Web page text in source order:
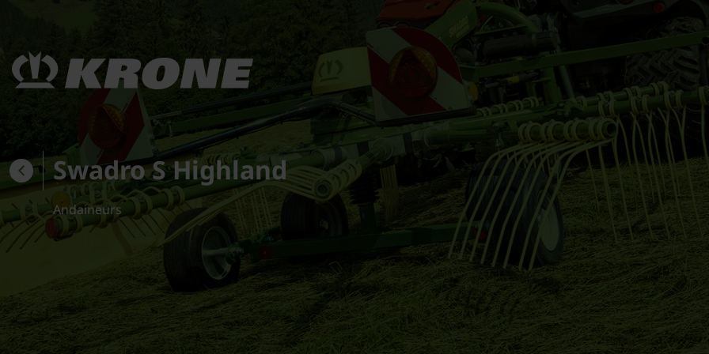
Swadro S Highland
Andaineurs